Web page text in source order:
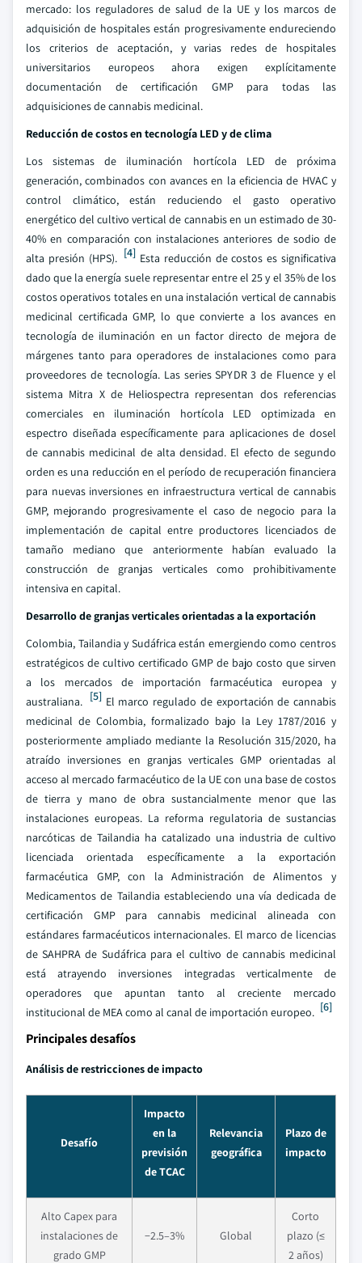
mercado: los reguladores de salud de la UE y los marcos de
adquisición de hospitales están progresivamente endureciendo
los criterios de aceptación, y varias redes de hospitales
universitarios europeos ahora exigen explícitamente
documentación de certificación GMP para todas las
adquisiciones de cannabis medicinal.
Reducción de costos en tecnología LED y de clima
Los sistemas de iluminación hortícola LED de próxima
generación, combinados con avances en la eficiencia de HVAC y
control climático, están reduciendo el gasto operativo
energético del cultivo vertical de cannabis en un estimado de 30-
40% en comparación con instalaciones anteriores de sodio de
alta presión (HPS). [4] Esta reducción de costos es significativa
dado que la energía suele representar entre el 25 y el 35% de los
costos operativos totales en una instalación vertical de cannabis
medicinal certificada GMP, lo que convierte a los avances en
tecnología de iluminación en un factor directo de mejora de
márgenes tanto para operadores de instalaciones como para
proveedores de tecnología. Las series SPYDR 3 de Fluence y el
sistema Mitra X de Heliospectra representan dos referencias
comerciales en iluminación hortícola LED optimizada en
espectro diseñada específicamente para aplicaciones de dosel
de cannabis medicinal de alta densidad. El efecto de segundo
orden es una reducción en el período de recuperación financiera
para nuevas inversiones en infraestructura vertical de cannabis
GMP, mejorando progresivamente el caso de negocio para la
implementación de capital entre productores licenciados de
tamaño mediano que anteriormente habían evaluado la
construcción de granjas verticales como prohibitivamente
intensiva en capital.
Desarrollo de granjas verticales orientadas a la exportación
Colombia, Tailandia y Sudáfrica están emergiendo como centros
estratégicos de cultivo certificado GMP de bajo costo que sirven
a los mercados de importación farmacéutica europea y
australiana. [5]El marco regulado de exportación de cannabis
medicinal de Colombia, formalizado bajo la Ley 1787/2016 y
posteriormente ampliado mediante la Resolución 315/2020, ha
atraído inversiones en granjas verticales GMP orientadas al
acceso al mercado farmacéutico de la UE con una base de costos
de tierra y mano de obra sustancialmente menor que las
instalaciones europeas. La reforma regulatoria de sustancias
narcóticas de Tailandia ha catalizado una industria de cultivo
licenciada orientada específicamente a la exportación
farmacéutica GMP, con la Administración de Alimentos y
Medicamentos de Tailandia estableciendo una vía dedicada de
certificación GMP para cannabis medicinal alineada con
estándares farmacéuticos internacionales. El marco de licencias
de SAHPRA de Sudáfrica para el cultivo de cannabis medicinal
está atrayendo inversiones integradas verticalmente de
operadores que apuntan tanto al creciente mercado
institucional de MEA como al canal de importación europeo. [6]
Principales desafíos
Análisis de restricciones de impacto
Desafío
Impacto
en la
previsión
de TCAC
Relevancia
geográfica
Plazo de
impacto
Alto Capex para
instalaciones de
grado GMP
−2.5–3% Global
Corto
plazo (≤
2 años)